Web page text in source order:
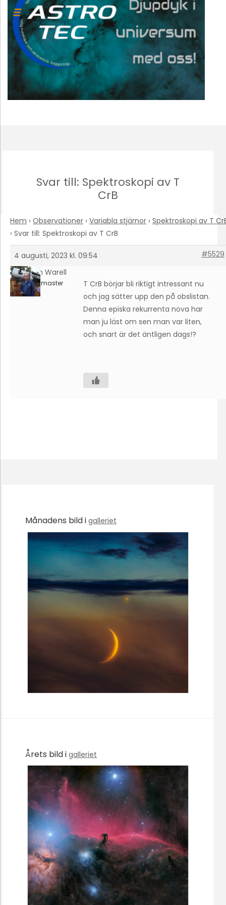
Svar till: Spektroskopi av T
CrB
Hem › Observationer › Variabla stjärnor › Spektroskopi av T
› Svar till: Spektroskopi av T CrB
4 augusti, 2023 kl. 09:54
#5529
Johan Warell
Keymaster
T CrB börjar bli riktigt intressant nu
och jag sätter upp den på obslistan.
Denna episka rekurrenta nova har
man ju läst om sen man var liten,
och snart är det äntligen dags!?
Månadens bild i galleriet
Årets bild i galleriet